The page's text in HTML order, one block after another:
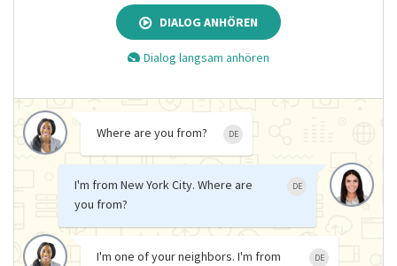
DIALOG ANHÖREN
Dialog langsam anhören
Where are you from? DE
I'm from New York City. Where are
you from?
DE
I'm one of your neighbors. I'm from
DE